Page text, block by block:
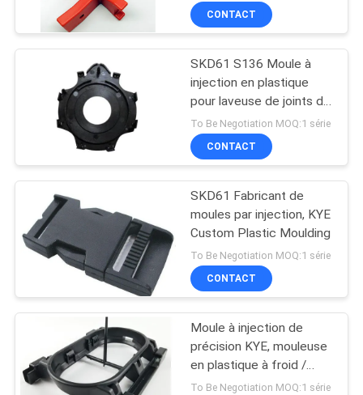
SITE
PRIVACY
POLICY
Moulage par
injection médical
19
Moulage par
injection des
véhicules à moteur
18
10
CONTACT
SKD61 S136 Moule à
injection en plastique
pour laveuse de joints de
joints
To Be Negotiation MOQ:1 série
CONTACT
SKD61 Fabricant de
moules par injection, KYE
Custom Plastic Moulding
To Be Negotiation MOQ:1 série
CONTACT
Moule à injection de
précision KYE, mouleuse
en plastique à froid /
chaud
To Be Negotiation MOQ:1 série